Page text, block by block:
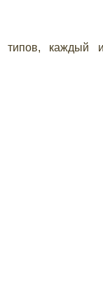
типов, каждый